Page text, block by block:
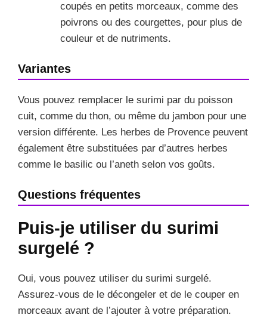
coupés en petits morceaux, comme des
poivrons ou des courgettes, pour plus de
couleur et de nutriments.
Variantes
Vous pouvez remplacer le surimi par du poisson
cuit, comme du thon, ou même du jambon pour une
version différente. Les herbes de Provence peuvent
également être substituées par d’autres herbes
comme le basilic ou l’aneth selon vos goûts.
Questions fréquentes
Puis-je utiliser du surimi
surgelé ?
Oui, vous pouvez utiliser du surimi surgelé.
Assurez-vous de le décongeler et de le couper en
morceaux avant de l’ajouter à votre préparation.